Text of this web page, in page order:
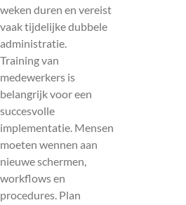
weken duren en vereist
vaak tijdelijke dubbele
administratie.
Training van
medewerkers is
belangrijk voor een
succesvolle
implementatie. Mensen
moeten wennen aan
nieuwe schermen,
workflows en
procedures. Plan